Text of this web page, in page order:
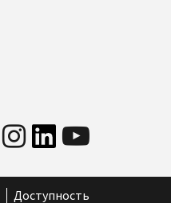
Доступность